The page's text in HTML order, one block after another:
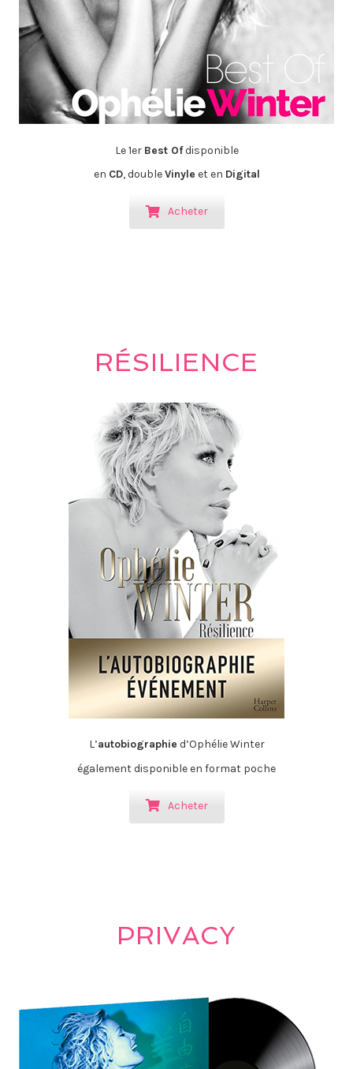
Le 1er Best Ofdisponible
en CD, doubleVinyle et en Digital
Acheter
RÉSILIENCE
L’autobiographie d’Ophélie Winter
également disponible en format poche
Acheter
PRIVACY